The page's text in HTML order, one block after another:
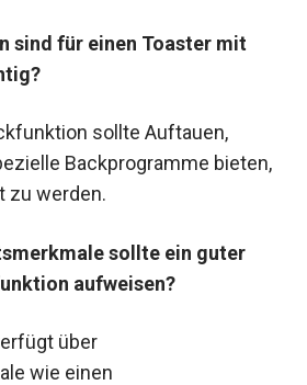
sind für einen Toaster mit
sollte Auftauen,
Backprogramme bieten,
zu werden.
sollte ein guter
aufweisen?
über
wie einen